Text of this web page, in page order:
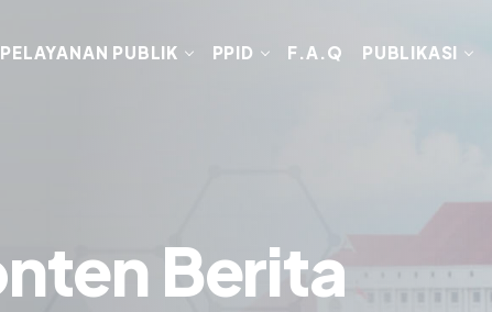
PELAYANAN PUBLIK PPID F.A.Q PUBLIKASI
Berita